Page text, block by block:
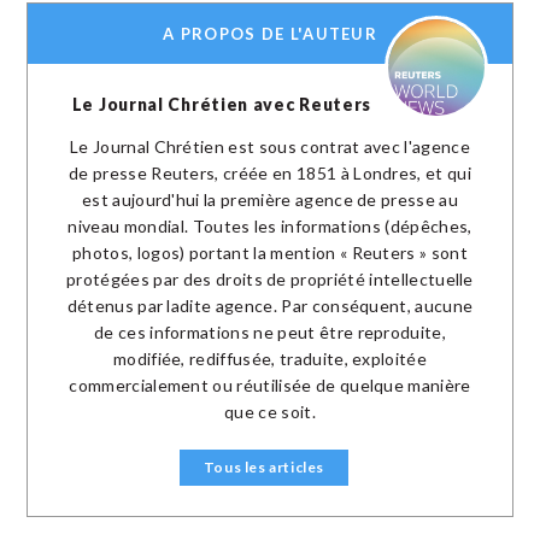
A PROPOS DE L'AUTEUR
Le Journal Chrétien avec Reuters
Le Journal Chrétien est sous contrat avec l'agence
de presse Reuters, créée en 1851 à Londres, et qui
est aujourd'hui la première agence de presse au
niveau mondial. Toutes les informations (dépêches,
photos, logos) portant la mention « Reuters » sont
protégées par des droits de propriété intellectuelle
détenus par ladite agence. Par conséquent, aucune
de ces informations ne peut être reproduite,
modifiée, rediffusée, traduite, exploitée
commercialement ou réutilisée de quelque manière
que ce soit.
Tous les articles